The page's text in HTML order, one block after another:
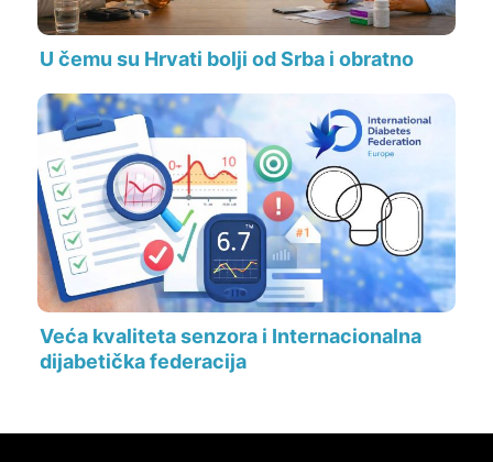
U čemu su Hrvati bolji od Srba i obratno
Veća kvaliteta senzora i Internacionalna
dijabetička federacija